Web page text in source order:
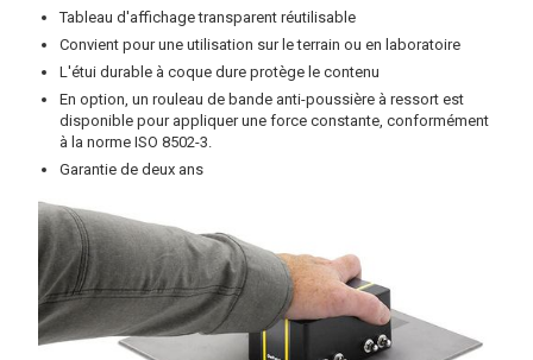
Tableau d'affichage transparent réutilisable
Convient pour une utilisation sur le terrain ou en laboratoire
L'étui durable à coque dure protège le contenu
En option, un rouleau de bande anti-poussière à ressort est
disponible pour appliquer une force constante, conformément
à la norme ISO 8502-3.
Garantie de deux ans